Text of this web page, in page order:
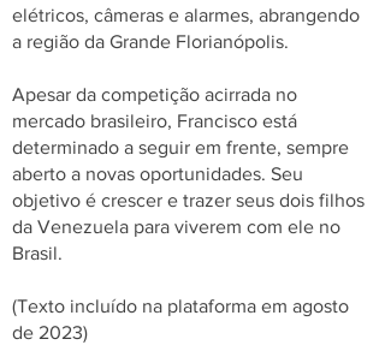
elétricos, câmeras e alarmes, abrangendo
a região da Grande Florianópolis.
Apesar da competição acirrada no
mercado brasileiro, Francisco está
determinado a seguir em frente, sempre
aberto a novas oportunidades. Seu
objetivo é crescer e trazer seus dois filhos
da Venezuela para viverem com ele no
Brasil.
(Texto incluído na plataforma em agosto
de 2023)